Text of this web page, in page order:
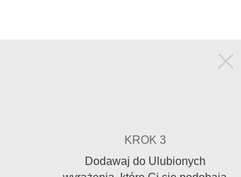
KROK 3
Dodawaj do Ulubionych